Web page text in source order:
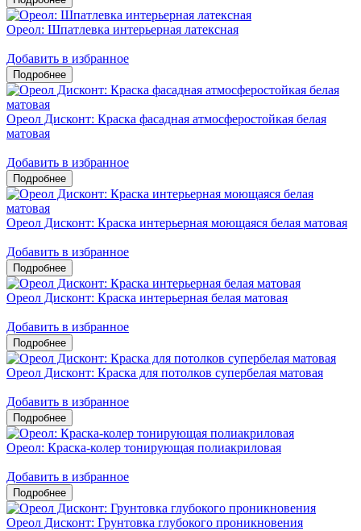
Ореол: Шпатлевка интерьерная латексная
Добавить в избранное
Ореол Дисконт: Краска фасадная атмосферостойкая белая
матовая
Добавить в избранное
Ореол Дисконт: Краска интерьерная моющаяся белая матовая
Добавить в избранное
Ореол Дисконт: Краска интерьерная белая матовая
Добавить в избранное
Ореол Дисконт: Краска для потолков супербелая матовая
Добавить в избранное
Ореол: Краска-колер тонирующая полиакриловая
Добавить в избранное
Ореол Дисконт: Грунтовка глубокого проникновения